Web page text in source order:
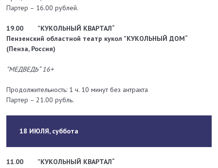
Партер – 16.00 рублей.
19.00
”КУКОЛЬНЫЙ КВАРТАЛ“
Пензенский областной театр кукол ”КУКОЛЬНЫЙ ДОМ“
(Пенза, Россия)
”МЕДВЕДЬ“ 16+
Продолжительность: 1 ч. 10 минут без антракта
Партер – 21.00 рубль.
18 ИЮЛЯ, суббота
11.00
”КУКОЛЬНЫЙ КВАРТАЛ“